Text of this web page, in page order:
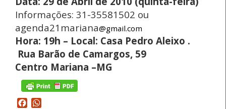
Informações: 31-35581502 ou
agenda21mariana@gmail.com
Hora: 19h – Local: Casa Pedro Aleixo .
Rua Barão de Camargos, 59
Centro Mariana –MG
Facebook